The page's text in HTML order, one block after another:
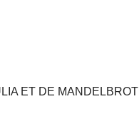
ET DE MANDELBROT